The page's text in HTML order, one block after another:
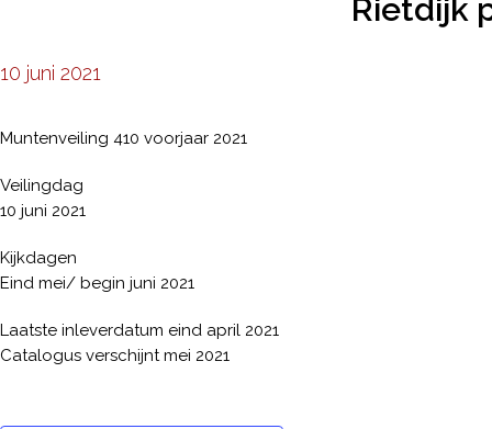
Rietdijk
10 juni 2021
Muntenveiling 410 voorjaar 2021
Veilingdag
10 juni 2021
Kijkdagen
Eind mei/ begin juni 2021
Laatste inleverdatum eind april 2021
Catalogus verschijnt mei 2021